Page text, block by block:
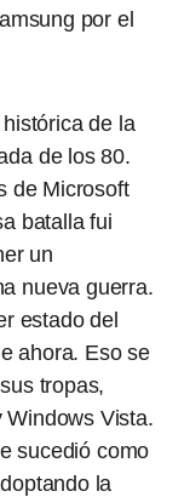
por el
de la
de los 80.
de Microsoft
batalla fui
un
nueva guerra.
estado del
ahora. Eso se
tropas,
Windows Vista.
sucedió como
la